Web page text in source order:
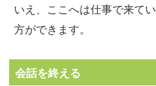
いえ、ここへは仕事で来て
方ができます。
会話を終える